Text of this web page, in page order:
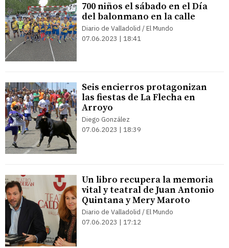
700 niños el sábado en el Día
del balonmano en la calle
Diario de Valladolid / El Mundo
07.06.2023 | 18:41
Seis encierros protagonizan
las fiestas de La Flecha en
Arroyo
Diego González
07.06.2023 | 18:39
Un libro recupera la memoria
vital y teatral de Juan Antonio
Quintana y Mery Maroto
Diario de Valladolid / El Mundo
07.06.2023 | 17:12